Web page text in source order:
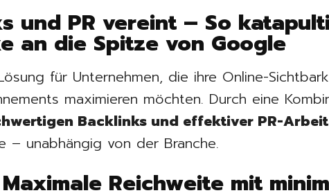
und PR vereint – So
an die Spitze von Google
für Unternehmen, die ihre Online-
maximieren möchten. Durch eine
Backlinks und effektiver PR-Arbeit
– unabhängig von der Branche.
Reichweite mit